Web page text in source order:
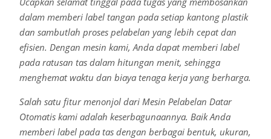
dalam memberi label tangan pada setiap kantong plastik
dan sambutlah proses pelabelan yang lebih cepat dan
efisien. Dengan mesin kami, Anda dapat memberi label
pada ratusan tas dalam hitungan menit, sehingga
menghemat waktu dan biaya tenaga kerja yang berharga.
Salah satu fitur menonjol dari Mesin Pelabelan Datar
Otomatis kami adalah keserbagunaannya. Baik Anda
memberi label pada tas dengan berbagai bentuk, ukuran,